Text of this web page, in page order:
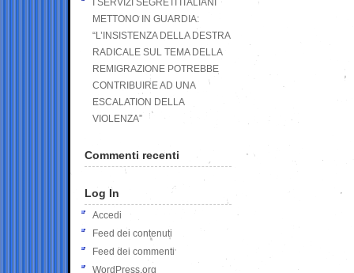
I SERVIZI SEGRETI ITALIANI
METTONO IN GUARDIA:
“L’INSISTENZA DELLA DESTRA
RADICALE SUL TEMA DELLA
REMIGRAZIONE POTREBBE
CONTRIBUIRE AD UNA
ESCALATION DELLA
VIOLENZA”
Commenti recenti
Log In
Accedi
Feed dei contenuti
Feed dei commenti
WordPress.org